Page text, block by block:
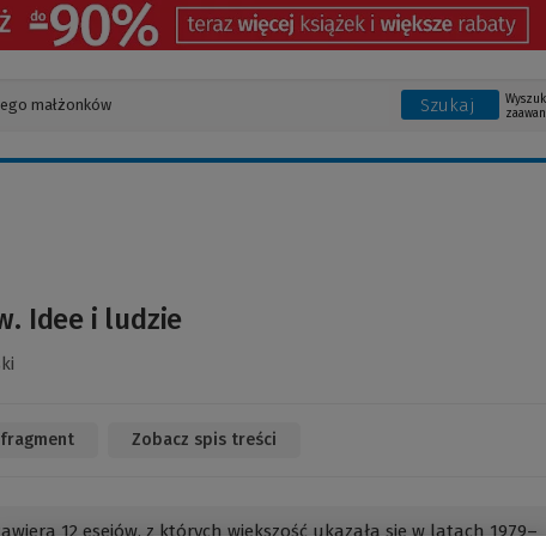
Szukaj
Idee i ludzie
Zobacz spis treści
12 esejów, z których większość ukazała się w latach 1979–